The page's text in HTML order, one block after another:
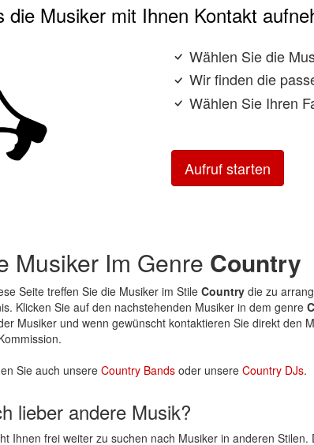
die Musiker mit Ihnen Kontakt
Wählen Sie die
Wir finden die
Wählen Sie Ihren
Aufruf starten
Musiker Im Genre Country
Seite treffen Sie die Musiker im Stile Country die zu
Klicken Sie auf den nachstehenden Musiker in dem genre
Musiker und wenn gewünscht kontaktieren Sie direkt den
Sie auch unsere Country Bands oder unsere Country DJs.
lieber andere Musik?
Ihnen frei weiter zu suchen nach Musiker in anderen Stilen.